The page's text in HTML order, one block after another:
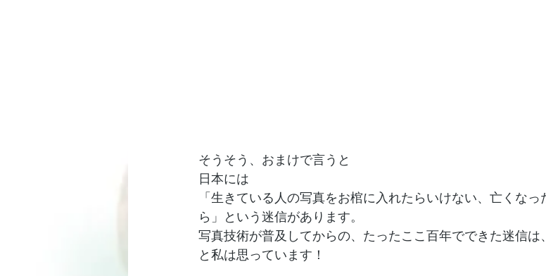
そうそう、おまけで言うと
日本には
「生きている人の写真をお棺に入れたらいけない、亡くな
ら」という迷信があります。
写真技術が普及してからの、たったここ百年でできた迷信
と私は思っています！